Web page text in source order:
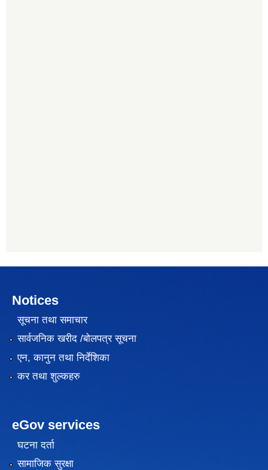
Notices
सूचना तथा समाचार
सार्वजनिक खरीद /बोलपत्र सूचना
एन, कानुन तथा निर्देशिका
कर तथा शुल्कहरु
eGov services
घटना दर्ता
सामाजिक सुरक्षा